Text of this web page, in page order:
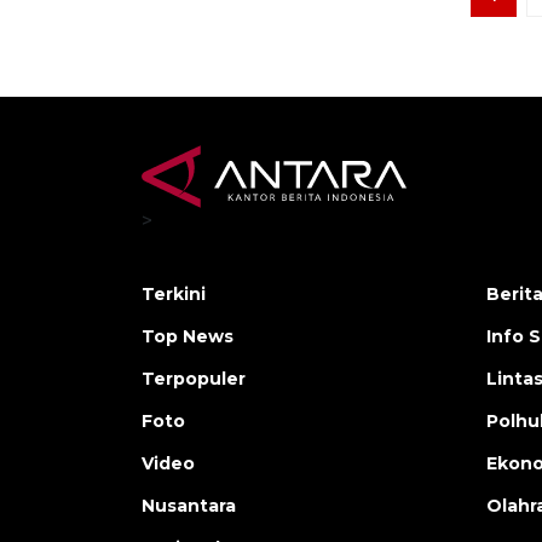
>
Terkini
Top News
Terpopuler
Foto
Video
Nusantara
Info